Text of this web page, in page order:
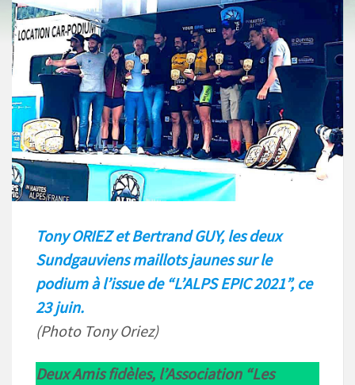
Tony ORIEZ et Bertrand GUY, les deux
Sundgauviens maillots jaunes sur le
podium à l’issue de “L’ALPS EPIC 2021”, ce
23 juin.
(Photo Tony Oriez)
Deux Amis fidèles, l’Association “Les